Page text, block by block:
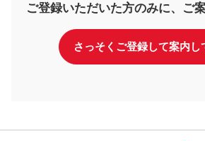
ご登録いただいた方のみに、ご
さっそくご登録して案内し